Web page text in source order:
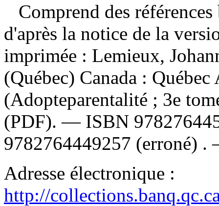
Comprend des
d'après la notice de la
imprimée : Lemieux,
(Québec) Canada :
(Adopteparentalité ; 3e
(PDF). — ISBN
9782764449257 (erroné)
Adresse électronique :
http://